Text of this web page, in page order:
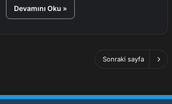
Devamını Oku »
Sonraki sayfa